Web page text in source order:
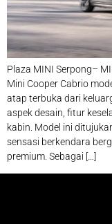
Plaza MINI Serpong–
Mini Cooper Cabrio
atap terbuka dari
aspek desain, fitur
kabin. Model ini
sensasi berkendara
premium. Sebagai […]